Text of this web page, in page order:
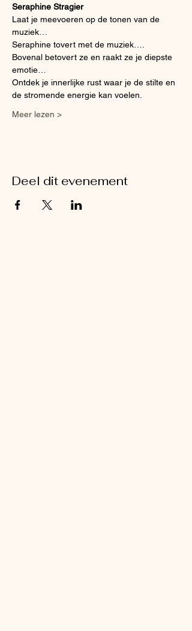
Seraphine Stragier
Laat je meevoeren op de tonen van de
muziek…
Seraphine tovert met de muziek….
Bovenal betovert ze en raakt ze je diepste
emotie…
Ontdek je innerlijke rust waar je de stilte en
de stromende energie kan voelen.
Meer lezen >
Deel dit evenement